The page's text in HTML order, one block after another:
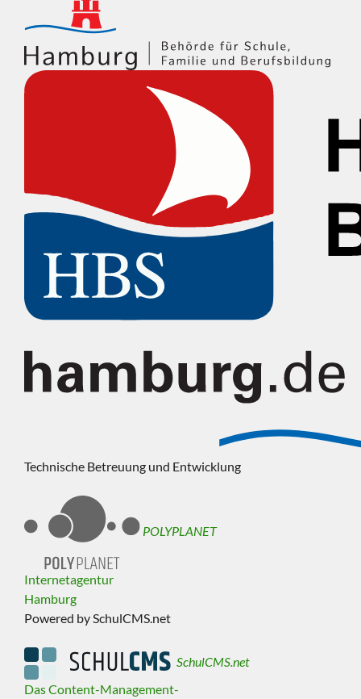
Technische Betreuung und Entwicklung
POLYPLANET
Internetagentur
Hamburg
Powered by SchulCMS.net
SchulCMS.net
Das Content-Management-